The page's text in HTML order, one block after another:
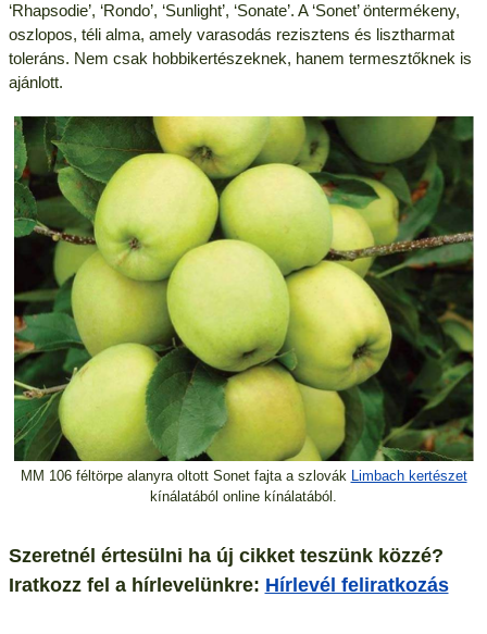
‘Rhapsodie’, ‘Rondo’, ‘Sunlight’, ‘Sonate’. A ‘Sonet’ öntermékeny,
oszlopos, téli alma, amely varasodás rezisztens és lisztharmat
toleráns. Nem csak hobbikertészeknek, hanem termesztőknek is
ajánlott.
MM 106 féltörpe alanyra oltott Sonet fajta a szlovák Limbach kertészet
kínálatából online kínálatából.
Szeretnél értesülni ha új cikket teszünk közzé?
Iratkozz fel a hírlevelünkre: Hírlevél feliratkozás